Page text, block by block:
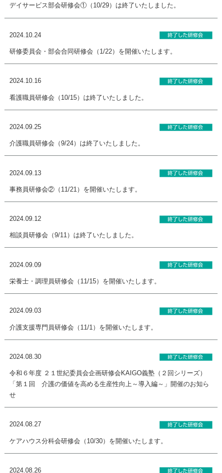
デイサービス部会研修会①（10/29）は終了いたしました。
2024.10.24
研修委員会・部会合同研修会（1/22）を開催いたします。
2024.10.16
看護職員研修会（10/15）は終了いたしました。
2024.09.25
介護職員研修会（9/24）は終了いたしました。
2024.09.13
事務員研修会②（11/21）を開催いたします。
2024.09.12
相談員研修会（9/11）は終了いたしました。
2024.09.09
栄養士・調理員研修会（11/15）を開催いたします。
2024.09.03
介護支援専門員研修会（11/1）を開催いたします。
2024.08.30
令和６年度 ２１世紀委員会企画研修会KAIGO義塾（２回シリーズ）
「第１回 介護の価値を高める生産性向上～導入編～」開催のお知ら
せ
2024.08.27
ケアハウス分科会研修会（10/30）を開催いたします。
2024.08.26